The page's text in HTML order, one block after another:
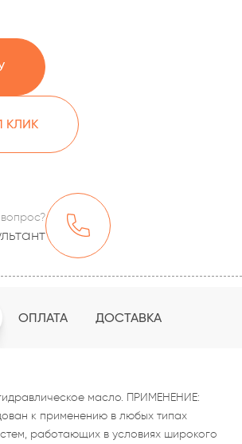
КЛИК
вопрос?
ОПЛАТА ДОСТАВКА
масло. ПРИМЕНЕНИЕ:
к применению в любых типах
работающих в условиях широкого